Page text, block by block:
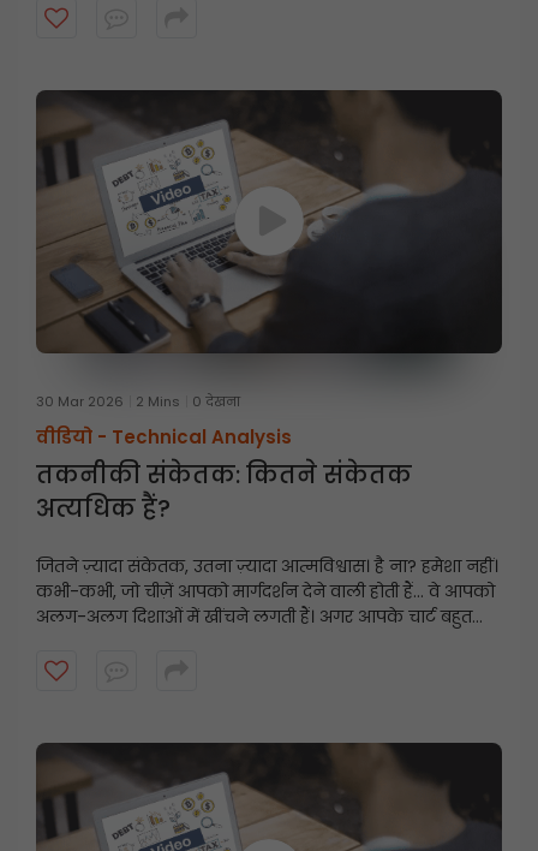
खिलाफ काम कर सकती हैं, और क्यों कभी-कभी ट्रेडिंग से दूर रहना
30 Mar 2026 2 Mins 0 देखना
वीडियो - Technical Analysis
तकनीकी संकेतक: कितने संकेतक
अत्यधिक हैं?
जितने ज़्यादा संकेतक, उतना ज़्यादा आत्मविश्वास। है ना? हमेशा नहीं।
कभी-कभी, जो चीज़ें आपको मार्गदर्शन देने वाली होती हैं... वे आपको
अलग-अलग दिशाओं में खींचने लगती हैं। अगर आपके चार्ट बहुत
यह वीडियो देखें जो आपके नज़रिए को बदल सकता है।